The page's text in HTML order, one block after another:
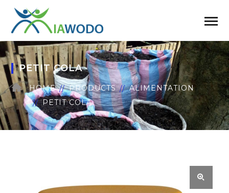
PETIT COLA
HOME PRODUCTS
ALIMENTATION
PETIT COLA